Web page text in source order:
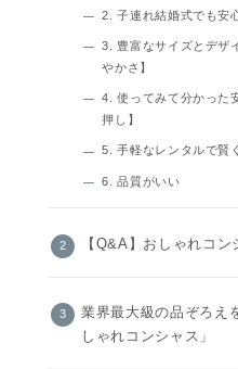
2. 子連れ結婚式でも安
3. 豊富なサイズとデザ
やかさ】
4. 使ってみて分かった
押し】
5. 手軽なレンタルで賢
6. 品質がいい
【Q&A】おしゃれコ
業界最大級の品ぞろえ
しゃれコンシャス」